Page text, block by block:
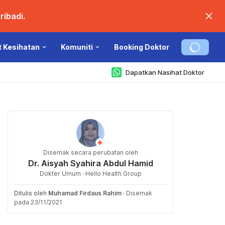
Kesihatan Komuniti Booking Doktor
Dapatkan Nasihat Doktor
Disemak secara perubatan oleh
Dr. Aisyah Syahira Abdul Hamid
Dokter Umum · Hello Health Group
Ditulis oleh Muhamad Firdaus Rahim · Disemak
pada 23/11/2021